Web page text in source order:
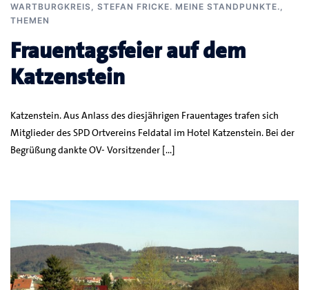
WARTBURGKREIS
STEFAN FRICKE. MEINE STANDPUNKTE.
THEMEN
Frauentagsfeier auf dem
Katzenstein
Katzenstein. Aus Anlass des diesjährigen Frauentages trafen sich
Mitglieder des SPD Ortvereins Feldatal im Hotel Katzenstein. Bei der
Begrüßung dankte OV- Vorsitzender […]